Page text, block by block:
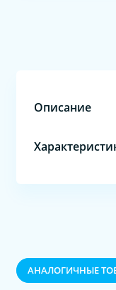
Описание
АНАЛОГИЧНЫЕ